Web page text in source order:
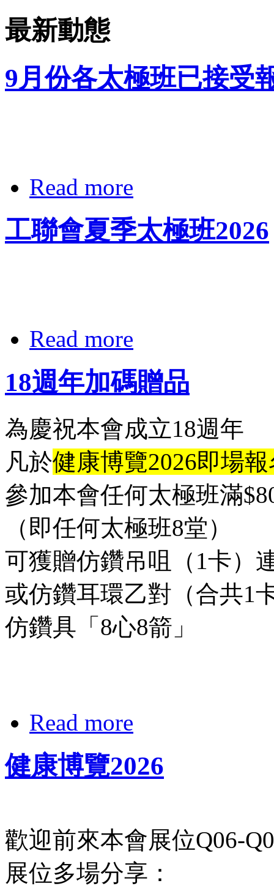
最新動態
9月份各太極班已接受
Read more
工聯會夏季太極班2026
Read more
18週年加碼贈品
為慶祝本會成立18週年
凡於健康博覽2026即場
參加本會任何太極班滿
（即任何太極班8堂）
可獲贈仿鑽吊咀（1卡）
或仿鑽耳環乙對（合共1
仿鑽具「8心8箭」
Read more
健康博覽2026
歡迎前來本會展位Q06-
展位多場分享：